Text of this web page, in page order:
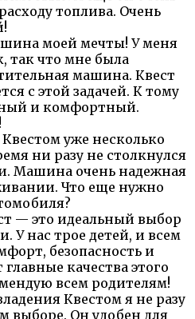
топлива. Очень
моей мечты! У меня
так что мне была
машина. Квест
с этой задачей. К тому
и комфортный.
уже несколько
ни разу не столкнулся
Машина очень надежная
Что еще нужно
— это идеальный выбор
У нас трое детей, и всем
безопасность и
качества этого
всем родителям!
Квестом я не разу
выборе. Он удобен для